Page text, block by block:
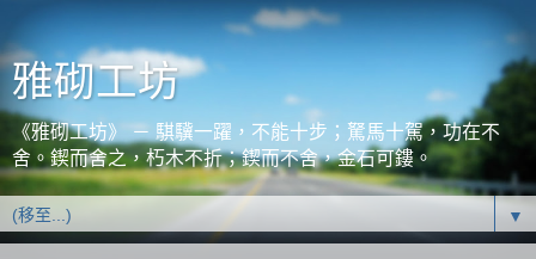
雅砌工坊
《雅砌工坊》 － 騏驥一躍，不能十步；駑馬十駕，功在不
舍。鍥而舍之，朽木不折；鍥而不舍，金石可鏤。
▼